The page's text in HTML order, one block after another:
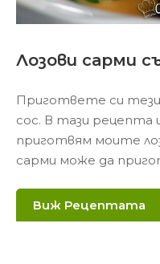
Лозови сарми
Пригответе си тези
сос. В тази рецепта
приготвям моите
сарми може да
Виж Рецептата